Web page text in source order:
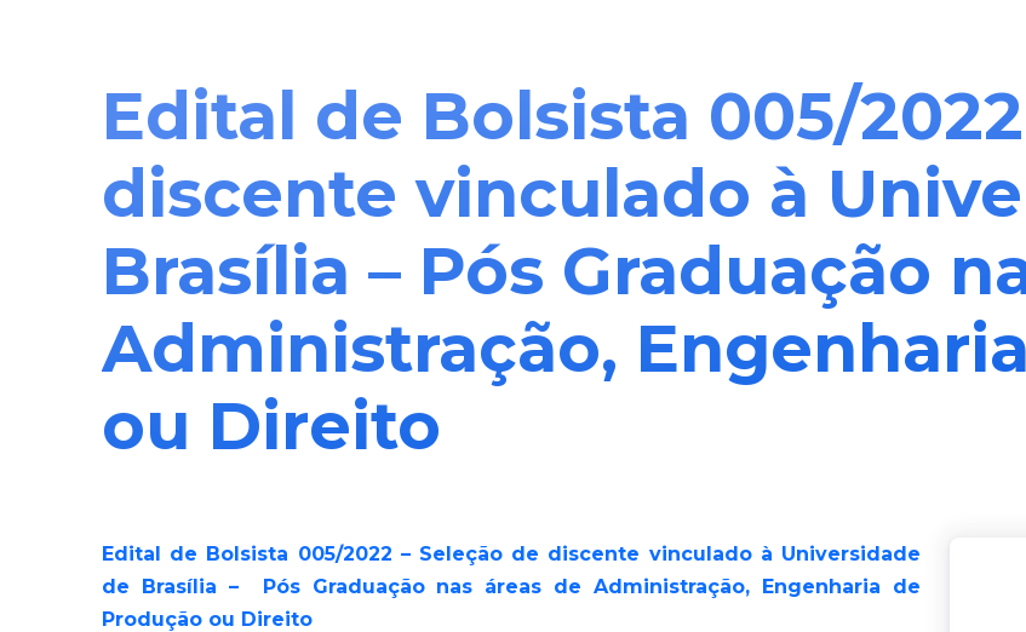
Edital de Bolsista 005/
discente vinculado à
Brasília – Pós Graduação
Administração,
ou Direito
Edital de Bolsista 005/2022 – Seleção de discente vinculado à Universidade
de Brasília – Pós Graduação nas áreas de Administração, Engenharia de
Produção ou Direito